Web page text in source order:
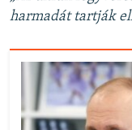
harmadát tartják